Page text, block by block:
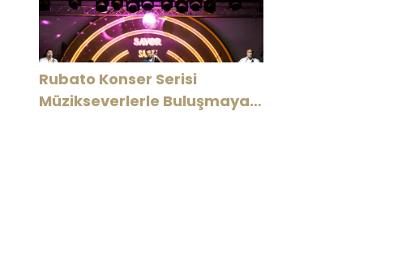
Rubato Konser Serisi
Müzikseverlerle Buluşmaya